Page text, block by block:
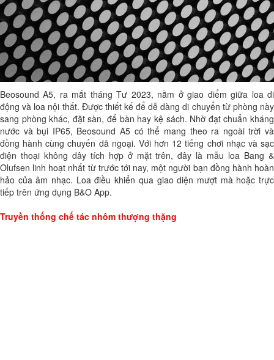
Beosound A5, ra mắt tháng Tư 2023, nằm ở giao điểm giữa loa di
động và loa nội thất. Được thiết kế để dễ dàng di chuyển từ phòng này
sang phòng khác, đặt sàn, để bàn hay kệ sách. Nhờ đạt chuẩn kháng
nước và bụi IP65, Beosound A5 có thể mang theo ra ngoài trời và
đồng hành cùng chuyến dã ngoại. Với hơn 12 tiếng chơi nhạc và sạc
điện thoại không dây tích hợp ở mặt trên, đây là mẫu loa Bang &
Olufsen linh hoạt nhất từ trước tới nay, một người bạn đồng hành hoàn
hảo của âm nhạc. Loa điều khiển qua giao diện mượt mà hoặc trực
tiếp trên ứng dụng B&O App.
Truyền thống chế tác nhôm thượng thặng